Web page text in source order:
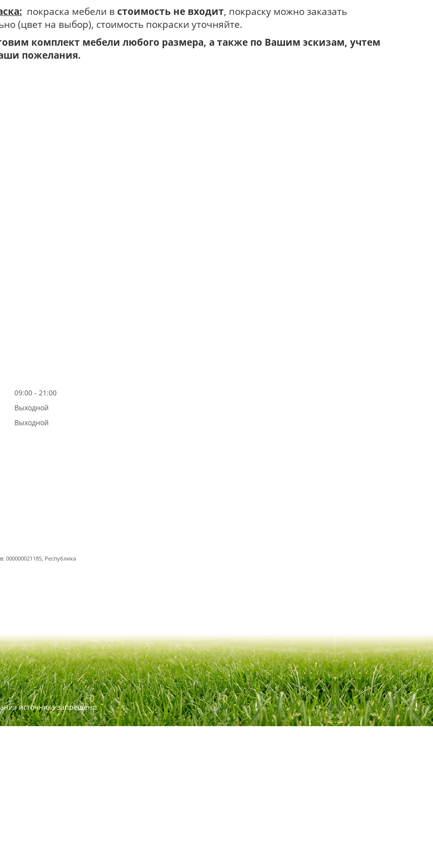
покраска мебели в стоимость не входит, покраску можно заказать
(цвет на выбор), стоимость покраски уточняйте.
комплект мебели любого размера, а также по Вашим эскизам, учтем
пожелания.
09:00 - 21:00
Выходной
Выходной
000000021185, Республика
источника запрещено.